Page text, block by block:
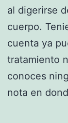
al digerirse
cuerpo.
cuenta ya
tratamiento
conoces
nota en